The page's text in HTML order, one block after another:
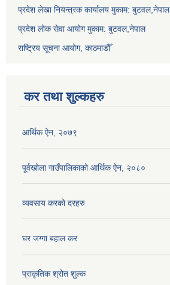
प्रदेश लेखा नियन्त्रक कार्यालय मुकाम: बुटवल,नेपाल
प्रदेश लोक सेवा आयोग मुकाम: बुटवल,नेपाल
राष्ट्रिय सूचना आयोग, काठमाडौँ
कर तथा शुल्कहरु
आर्थिक ऐन, २०७९
पूर्वखोला गाउँपालिकाको आर्थिक ऐन, २०८०
व्यवसाय करको दरहरु
घर जग्गा बहाल कर
प्राकृतिक श्रोत शुल्क